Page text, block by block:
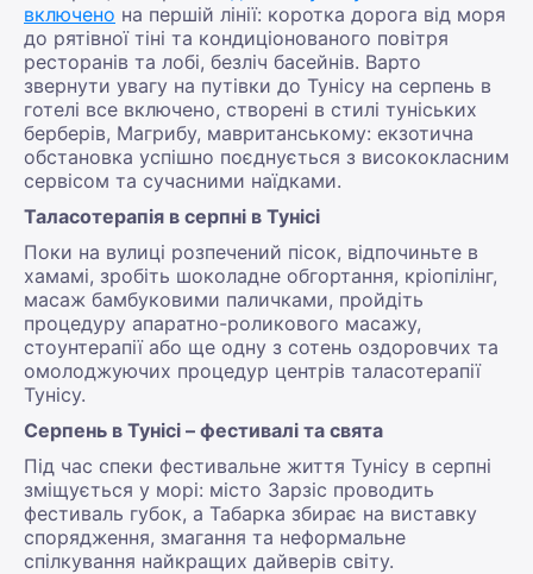
включено на першій лінії: коротка дорога від моря
до рятівної тіні та кондиціонованого повітря
ресторанів та лобі, безліч басейнів. Варто
звернути увагу на путівки до Тунісу на серпень в
готелі все включено, створені в стилі туніських
берберів, Магрибу, мавританському: екзотична
обстановка успішно поєднується з висококласним
сервісом та сучасними наїдками.
Таласотерапія в серпні в Тунісі
Поки на вулиці розпечений пісок, відпочиньте в
хамамі, зробіть шоколадне обгортання, кріопілінг,
масаж бамбуковими паличками, пройдіть
процедуру апаратно-роликового масажу,
стоунтерапії або ще одну з сотень оздоровчих та
омолоджуючих процедур центрів таласотерапії
Тунісу.
Серпень в Тунісі – фестивалі та свята
Під час спеки фестивальне життя Тунісу в серпні
зміщується у морі: місто Зарзіс проводить
фестиваль губок, а Табарка збирає на виставку
спорядження, змагання та неформальне
спілкування найкращих дайверів світу.